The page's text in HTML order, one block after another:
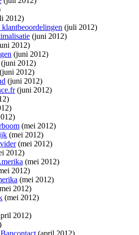
2012)
(juli 2012)
(juni 2012)
2012)
(juni 2012)
(juni 2012)
(juni 2012)
(juni 2012)
(juni 2012)
(mei 2012)
(mei 2012)
(mei 2012)
2012)
(mei 2012)
2012)
(mei 2012)
2012)
(mei 2012)
2012)